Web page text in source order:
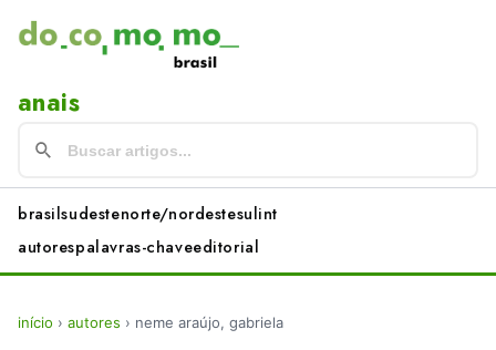
anais
brasilsudestenorte/nordestesulint
autorespalavras-chaveeditorial
início › autores › neme araújo, gabriela